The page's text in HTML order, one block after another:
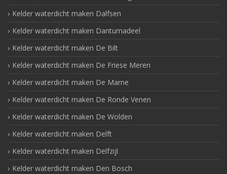
Kelder waterdicht maken Dalfsen
Kelder waterdicht maken Dantumadeel
Kelder waterdicht maken De Bilt
Kelder waterdicht maken De Friese Meren
Kelder waterdicht maken De Marne
Kelder waterdicht maken De Ronde Venen
Kelder waterdicht maken De Wolden
Kelder waterdicht maken Delft
Kelder waterdicht maken Delfzijl
Kelder waterdicht maken Den Bosch